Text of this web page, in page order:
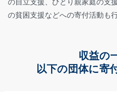
の自立支援、ひとり親家庭の支
の貧困支援などへの寄付活動も行
収益の
以下の団体に寄